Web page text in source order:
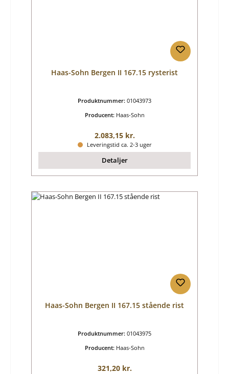
Haas-Sohn Bergen II 167.15 rysterist
Produktnummer: 01043973
Producent: Haas-Sohn
Almindelig pris:
2.083,15 kr.
Leveringstid ca. 2-3 uger
Detaljer
Haas-Sohn Bergen II 167.15 stående rist
Produktnummer: 01043975
Producent: Haas-Sohn
Almindelig pris:
321,20 kr.